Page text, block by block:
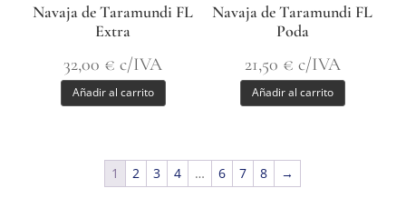
Navaja de Taramundi FL
Extra
32,00 € c/IVA
Añadir al carrito
Navaja de Taramundi FL
Poda
21,50 € c/IVA
Añadir al carrito
1 2 3 4 … 6 7 8 →